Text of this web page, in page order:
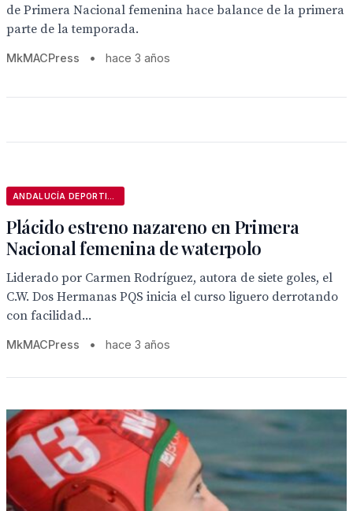
de Primera Nacional femenina hace balance de la primera
parte de la temporada.
MkMACPress • hace 3 años
Plácido estreno nazareno en Primera
Nacional femenina de waterpolo
Liderado por Carmen Rodríguez, autora de siete goles, el
C.W. Dos Hermanas PQS inicia el curso liguero derrotando
con facilidad...
MkMACPress • hace 3 años